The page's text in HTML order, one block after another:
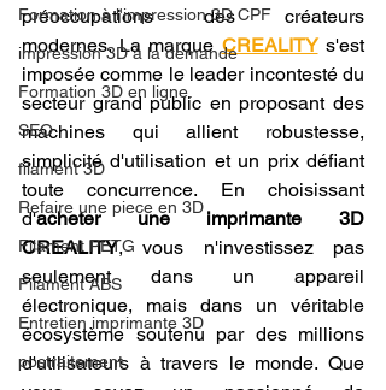
Formation à l'impression 3D CPF
impression 3D à la demande
Formation 3D en ligne.
SEO
filament 3D
Refaire une piece en 3D
Filament PETG
Filament ABS
Entretien imprimante 3D
postraitement
préoccupations des créateurs
modernes. La marque CREALITY s'est
imposée comme le leader incontesté du
secteur grand public en proposant des
machines qui allient robustesse,
simplicité d'utilisation et un prix défiant
toute concurrence. En choisissant
d'acheter une imprimante 3D
CREALITY, vous n'investissez pas
seulement dans un appareil
électronique, mais dans un véritable
écosystème soutenu par des millions
d'utilisateurs à travers le monde. Que